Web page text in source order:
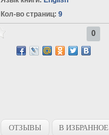
Кол-во страниц: 9
0
ОТЗЫВЫ В ИЗБРАННОЕ